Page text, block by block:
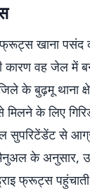
खाना पसंद
वह जेल में
के बुढ़मू थाना
मिलने के लिए
सुपरिटेंडेंट से
के अनुसार,
फ्रूट्स